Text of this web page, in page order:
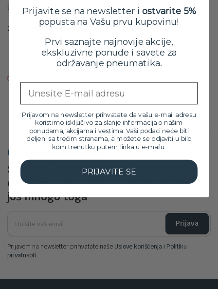
215/60 R16C Nexen Roadian CT8 103/101T
16,099.00
14,499.00
za više informacija na broj: 032/546-10-11
Prijavite se na newsletter
Šaljemo Vam poruke sa informacijama
o novim proizvodima, rasprodajama i
još mnogo toga
Prijava
Prijavom na newsletter prihvatate naše Uslove korišćenja i Politiku
privatnsoti
Prijavite se na newsletter i ostvarite 5%
popusta na Vašu prvu kupovinu!
Prvi saznajte najnovije akcije,
ekskluzivne ponude i savete za
održavanje pneumatika.
Prijavom na newsletter prihvatate da vašu e-mail adresu
koristimo isključivo za slanje informacija o našim
ponudama, akcijama i vestima. Vaši podaci neće biti
deljeni sa trećim stranama, a možete se odjaviti u bilo
kom trenutku putem linka u e-mailu.
PRIJAVITE SE